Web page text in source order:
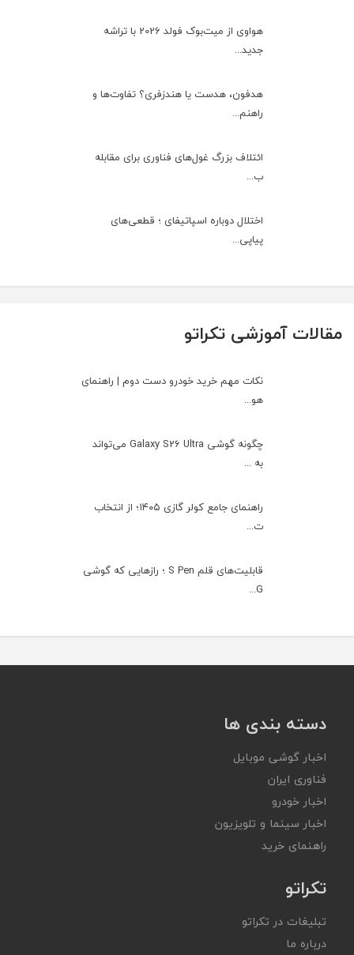
هواوی از میت‌بوک فولد 2026 با تراشه
جدید...
هدفون، هدست یا هندزفری؟ تفاوت‌ها و
راهنم...
ائتلاف بزرگ غول‌های فناوری برای مقابله
ب...
اختلال دوباره اسپاتیفای ؛ قطعی‌های
پیاپی...
مقالات آموزشی تکراتو
نکات مهم خرید خودرو دست دوم | راهنمای
هو...
چگونه گوشی Galaxy S26 Ultra می‌تواند
به ...
راهنمای جامع کولر گازی ۱۴۰۵؛ از انتخاب
ت...
قابلیت‌های قلم S Pen ؛ رازهایی که گوشی
G...
دسته بندی ها
اخبار گوشی موبایل
فناوری ایران
اخبار خودرو
اخبار سینما و تلویزیون
راهنمای خرید
تکراتو
تبلیغات در تکراتو
درباره ما